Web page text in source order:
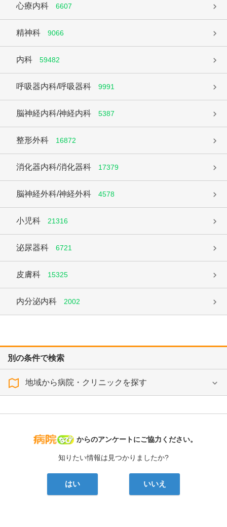
心療内科 6607
精神科 9066
内科 59482
呼吸器内科/呼吸器科 9991
脳神経内科/神経内科 5387
整形外科 16872
消化器内科/消化器科 17379
脳神経外科/神経外科 4578
小児科 21316
泌尿器科 6721
皮膚科 15325
内分泌内科 2002
別の条件で検索
地域から病院・クリニックを探す
病院なび
からのアンケートにご協力ください。
知りたい情報は見つかりましたか?
はい いいえ